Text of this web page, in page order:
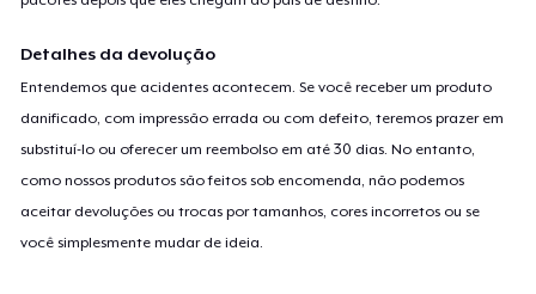
Detalhes da devolução
Entendemos que acidentes acontecem. Se você receber um produto
danificado, com impressão errada ou com defeito, teremos prazer em
substituí-lo ou oferecer um reembolso em até 30 dias. No entanto,
como nossos produtos são feitos sob encomenda, não podemos
aceitar devoluções ou trocas por tamanhos, cores incorretos ou se
você simplesmente mudar de ideia.